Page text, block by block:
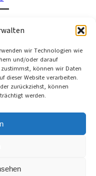
wir Technologien wie
und/oder darauf
können wir Daten
dieser Website verarbeiten.
zurückziehst, können
werden.
und aktualisiert.
des Wachstums